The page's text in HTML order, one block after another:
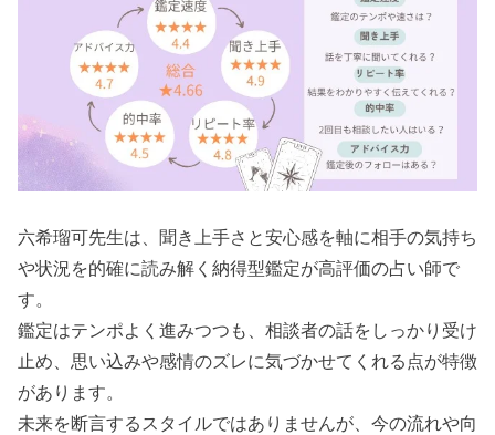
六希瑠可先生は、聞き上手さと安心感を軸に相手の気持ち
や状況を的確に読み解く納得型鑑定が高評価の占い師で
す。
鑑定はテンポよく進みつつも、相談者の話をしっかり受け
止め、思い込みや感情のズレに気づかせてくれる点が特徴
があります。
未来を断言するスタイルではありませんが、今の流れや向